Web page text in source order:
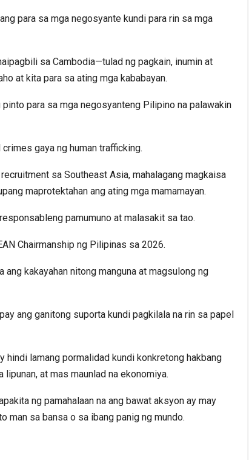
para sa mga negosyante kundi para rin sa mga
sa Cambodia—tulad ng pagkain, inumin at
at kita para sa ating mga kababayan.
para sa mga negosyanteng Pilipino na palawakin
gaya ng human trafficking.
sa Southeast Asia, mahalagang magkaisa
maprotektahan ang ating mga mamamayan.
pamumuno at malasakit sa tao.
Chairmanship ng Pilipinas sa 2026.
kakayahan nitong manguna at magsulong ng
ang ganitong suporta kundi pagkilala na rin sa papel
hindi lamang pormalidad kundi konkretong hakbang
at mas maunlad na ekonomiya.
ng pamahalaan na ang bawat aksyon ay may
sa bansa o sa ibang panig ng mundo.